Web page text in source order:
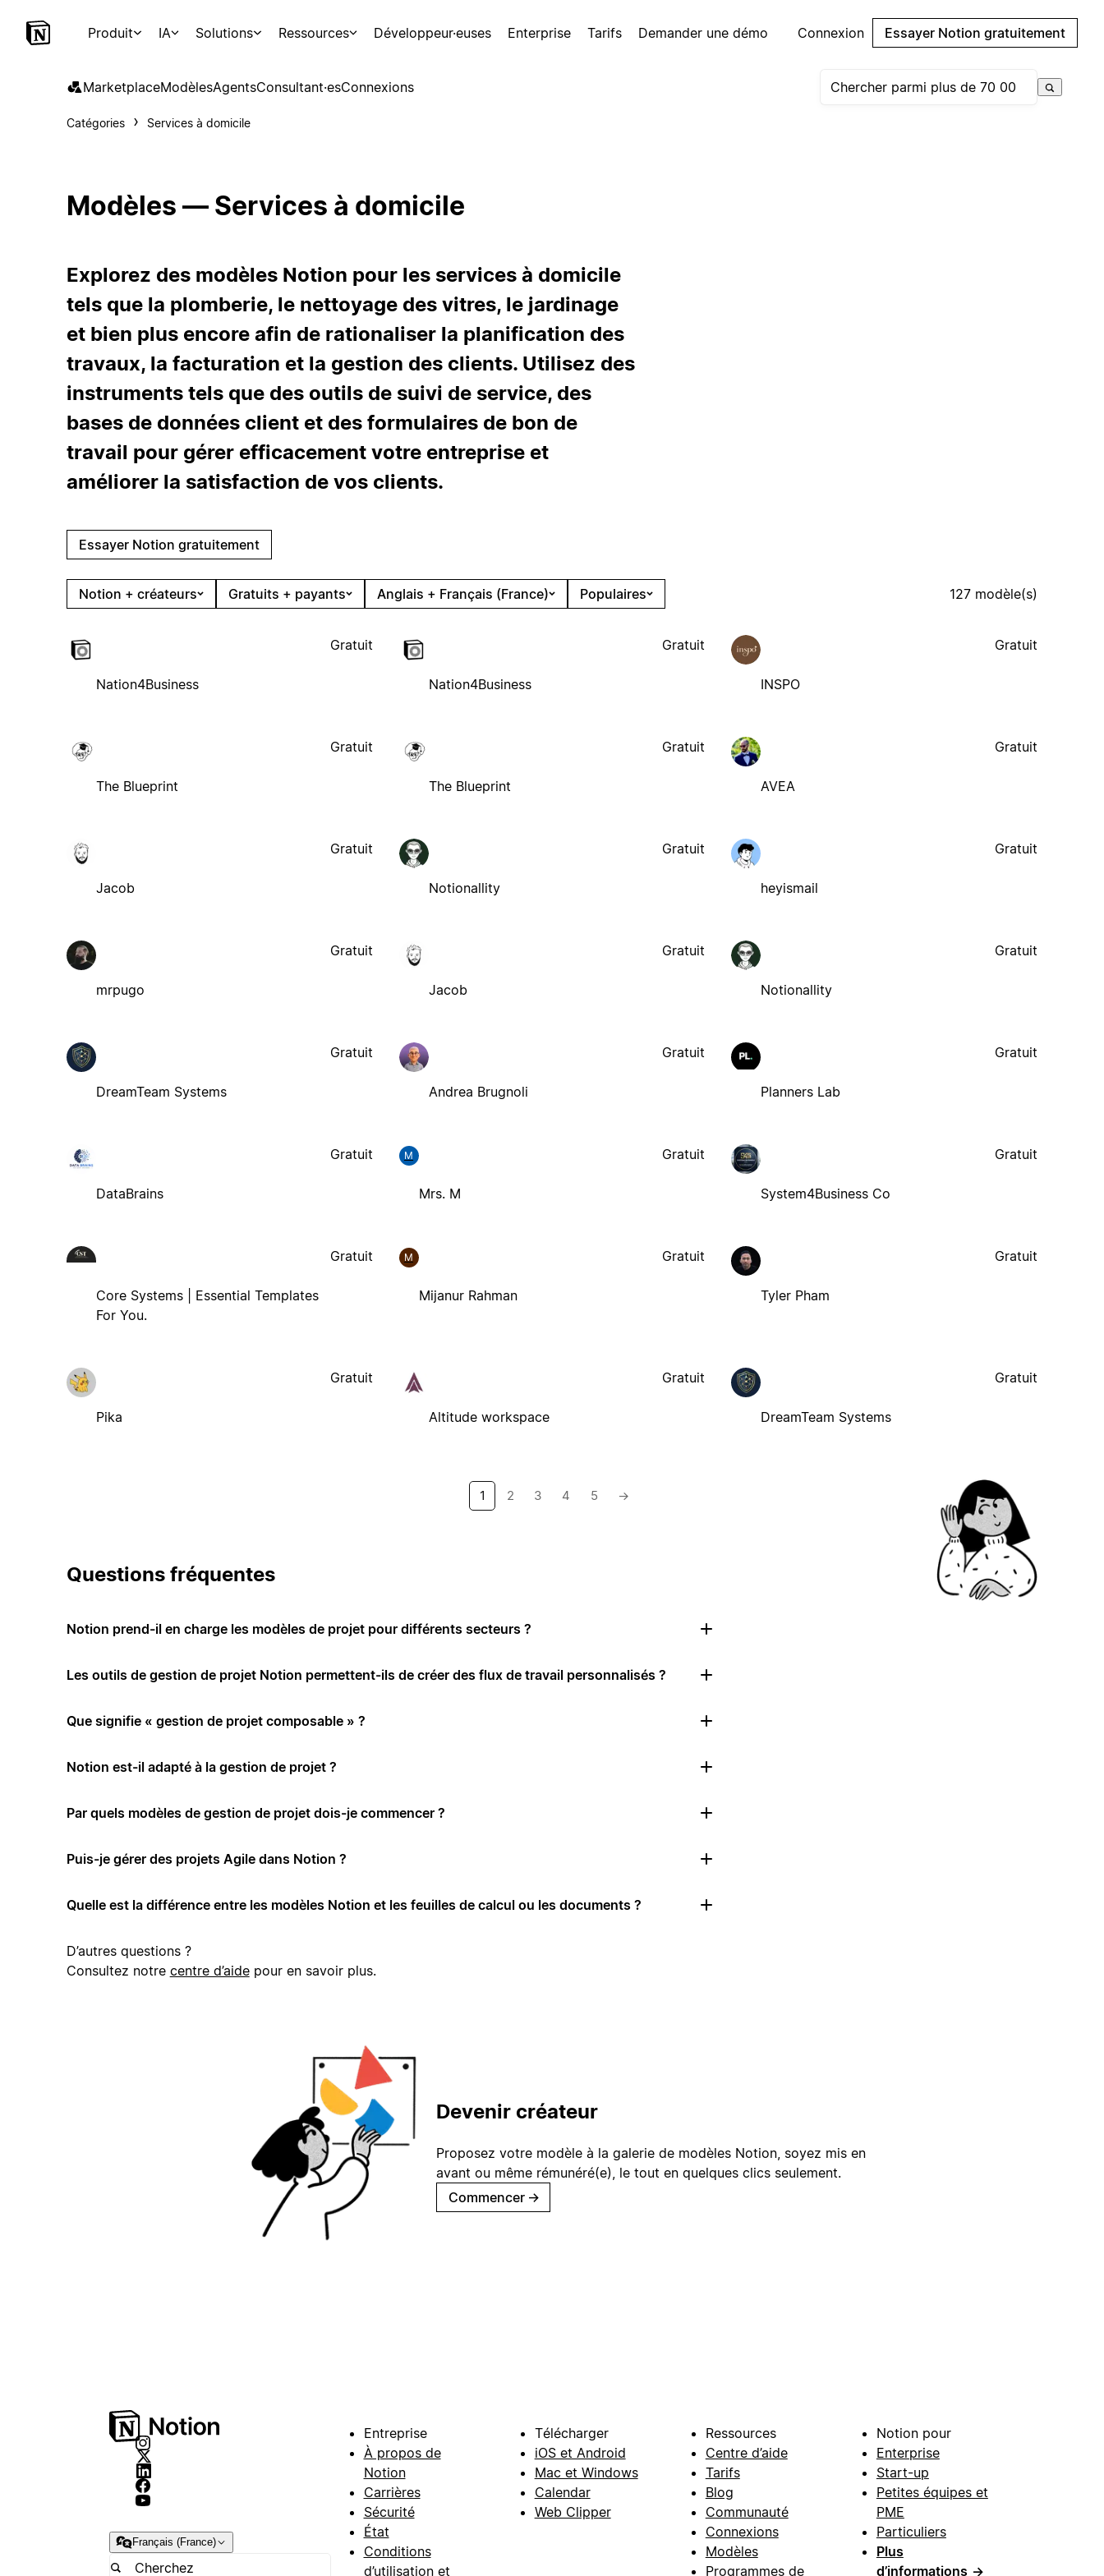
Produit IA Solutions Ressources Développeur·euses Enterprise Tarifs Demander une démo Connexion Essayer Notion gratuitement
MarketplaceModèlesAgentsConsultant·esConnexions
Catégories Services à domicile
Modèles — Services à domicile
Explorez des modèles Notion pour les services à domicile
tels que la plomberie, le nettoyage des vitres, le jardinage
et bien plus encore afin de rationaliser la planification des
travaux, la facturation et la gestion des clients. Utilisez des
instruments tels que des outils de suivi de service, des
bases de données client et des formulaires de bon de
travail pour gérer efficacement votre entreprise et
améliorer la satisfaction de vos clients.
Essayer Notion gratuitement
Notion + créateurs Gratuits + payants Anglais + Français (France) Populaires 127 modèle(s)
Nation4Business
Gratuit
Nation4Business
Gratuit
INSPO
Gratuit
The Blueprint
Gratuit
The Blueprint
Gratuit
AVEA
Gratuit
Jacob
Gratuit
Notionallity
Gratuit
heyismail
Gratuit
mrpugo
Gratuit
Jacob
Gratuit
Notionallity
Gratuit
DreamTeam Systems
Gratuit
Andrea Brugnoli
Gratuit
Planners Lab
Gratuit
DataBrains
Gratuit M
Mrs. M
Gratuit
System4Business Co
Gratuit
Core Systems | Essential Templates
For You.
Gratuit M
Mijanur Rahman
Gratuit
Tyler Pham
Gratuit
Pika
Gratuit
Altitude workspace
Gratuit
DreamTeam Systems
Gratuit
1 2 3 4 5 →
Questions fréquentes
Notion prend-il en charge les modèles de projet pour différents secteurs ?
Les outils de gestion de projet Notion permettent-ils de créer des flux de travail personnalisés ?
Que signifie « gestion de projet composable » ?
Notion est-il adapté à la gestion de projet ?
Par quels modèles de gestion de projet dois-je commencer ?
Puis-je gérer des projets Agile dans Notion ?
Quelle est la différence entre les modèles Notion et les feuilles de calcul ou les documents ?
D’autres questions ?
Consultez notre centre d’aidepour en savoir plus.
Devenir créateur
Proposez votre modèle à la galerie de modèles Notion, soyez mis en
avant ou même rémunéré(e), le tout en quelques clics seulement.
Commencer →
Français (France)
Entreprise
À propos de
Notion
Carrières
Sécurité
État
Conditions
d’utilisation et
Télécharger
iOS et Android
Mac et Windows
Calendar
Web Clipper
Ressources
Centre d’aide
Tarifs
Blog
Communauté
Connexions
Modèles
Programmes de
Notion pour
Enterprise
Start-up
Petites équipes et
PME
Particuliers
Plus
d’informations →